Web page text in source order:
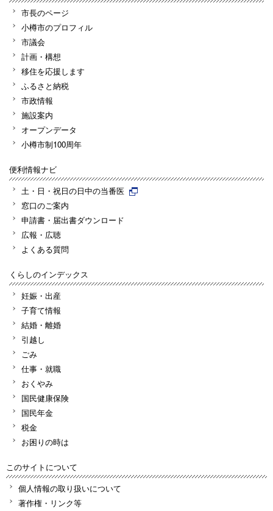
市長のページ
小樽市のプロフィル
市議会
計画・構想
移住を応援します
ふるさと納税
市政情報
施設案内
オープンデータ
小樽市制100周年
便利情報ナビ
土・日・祝日の日中の当番医
窓口のご案内
申請書・届出書ダウンロード
広報・広聴
よくある質問
くらしのインデックス
妊娠・出産
子育て情報
結婚・離婚
引越し
ごみ
仕事・就職
おくやみ
国民健康保険
国民年金
税金
お困りの時は
このサイトについて
個人情報の取り扱いについて
著作権・リンク等